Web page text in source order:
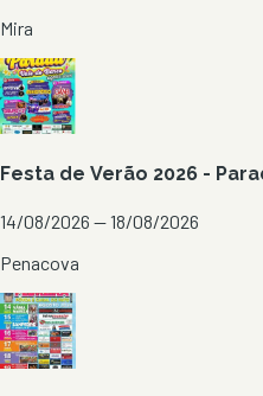
Mira
Festa de Verão 2026 -
14/08/2026 — 18/08/2026
Penacova